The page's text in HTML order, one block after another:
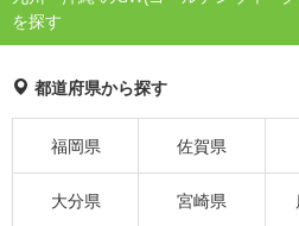
を探す
都道府県から探す
福岡県 佐賀県
大分県 宮崎県